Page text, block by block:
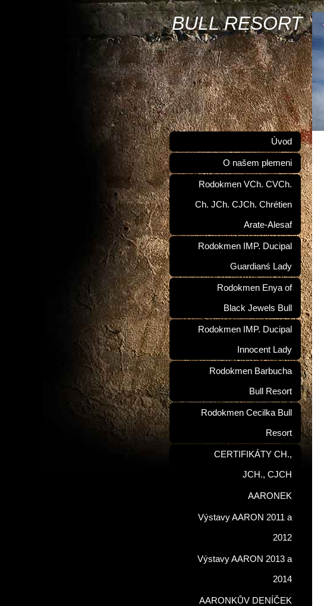
BULL RESORT
Úvod
O našem plemeni
Rodokmen VCh. CVCh.
Ch. JCh. CJCh. Chrétien
Arate-Alesaf
Rodokmen IMP. Ducipal
Guardianś Lady
Rodokmen Enya of
Black Jewels Bull
Rodokmen IMP. Ducipal
Innocent Lady
Rodokmen Barbucha
Bull Resort
Rodokmen Cecilka Bull
Resort
CERTIFIKÁTY CH.,
JCH., CJCH
AARONEK
Výstavy AARON 2011 a
2012
Výstavy AARON 2013 a
2014
AARONKŮV DENÍČEK